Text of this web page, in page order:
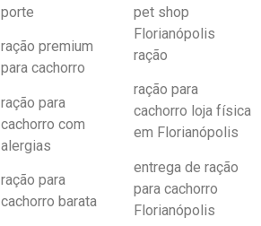
porte
ração premium
para cachorro
ração para
cachorro com
alergias
ração para
cachorro barata
pet shop
Florianópolis
ração
ração para
cachorro loja física
em Florianópolis
entrega de ração
para cachorro
Florianópolis